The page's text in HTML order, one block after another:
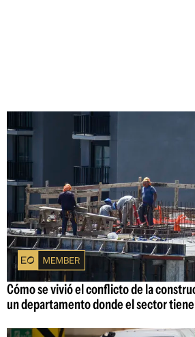
Cómo se vivió el conflicto de la
un departamento donde el sector